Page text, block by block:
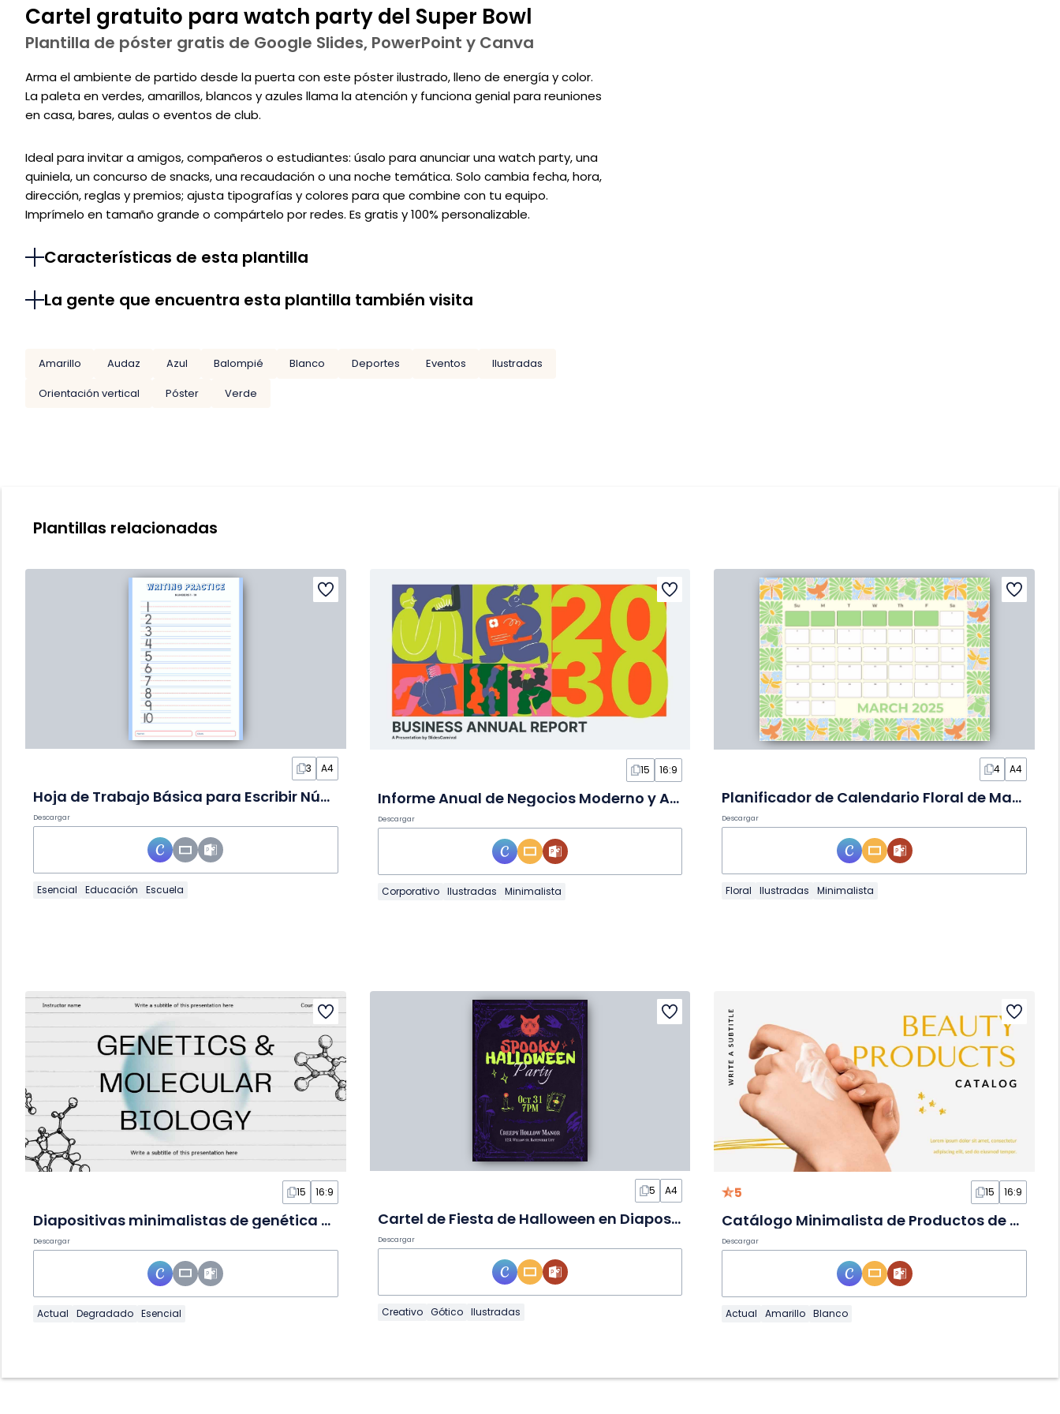
Cartel gratuito para watch party del Super Bowl
Plantilla de póster gratis de Google Slides, PowerPoint y Canva
Arma el ambiente de partido desde la puerta con este póster ilustrado, lleno de energía y color.
La paleta en verdes, amarillos, blancos y azules llama la atención y funciona genial para reuniones
en casa, bares, aulas o eventos de club.
Ideal para invitar a amigos, compañeros o estudiantes: úsalo para anunciar una watch party, una
quiniela, un concurso de snacks, una recaudación o una noche temática. Solo cambia fecha, hora,
dirección, reglas y premios; ajusta tipografías y colores para que combine con tu equipo.
Imprímelo en tamaño grande o compártelo por redes. Es gratis y 100% personalizable.
Características de esta plantilla
La gente que encuentra esta plantilla también visita
Amarillo Audaz Azul Balompié Blanco Deportes Eventos
Ilustradas
Orientación vertical
Póster Verde
Plantillas relacionadas
3 A4
Hoja de Trabajo Básica para Escribir Números
Descargar
Esencial Educación Escuela
15 16:9
Informe Anual de Negocios Moderno y Audaz 2025 en Diapositivas
Descargar
Corporativo Ilustradas Minimalista
4 A4
Planificador de Calendario Floral de Marzo en Diapositivas
Descargar
Floral Ilustradas Minimalista
15 16:9
Diapositivas minimalistas de genética y biología molecular
Descargar
Actual Degradado Esencial
5 A4
Cartel de Fiesta de Halloween en Diapositivas
Descargar
Creativo Gótico Ilustradas
5 15 16:9
Catálogo Minimalista de Productos de Belleza en Diapositivas
Descargar
Actual Amarillo Blanco